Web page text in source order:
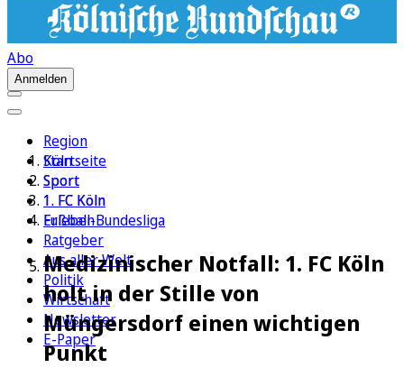
Abo
Anmelden
Region
Köln
Sport
1. FC Köln
Erleben
Ratgeber
Aus aller Welt
Politik
Wirtschaft
Newsletter
E-Paper
Startseite
Sport
1. FC Köln
Fußball-Bundesliga
Medizinischer Notfall: 1. FC Köln
holt in der Stille von
Müngersdorf einen wichtigen
Punkt